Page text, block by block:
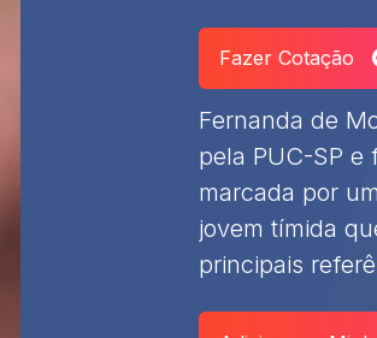
Fazer Cotação
Fernanda de
pela PUC-SP e
marcada por
jovem tímida
principais